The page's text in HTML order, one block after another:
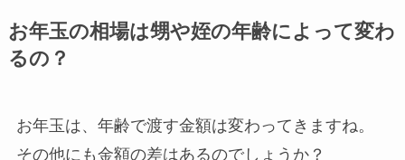
お年玉の相場は甥や姪の年齢によって変わ
るの？
お年玉は、年齢で渡す金額は変わってきますね。
その他にも金額の差はあるのでしょうか？